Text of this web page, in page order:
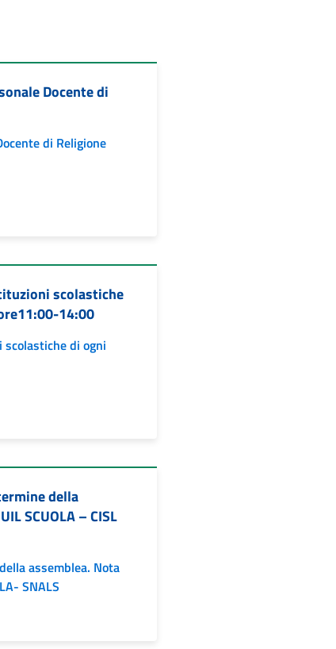
Docente di
di Religione
scolastiche
14:00
di ogni
della
SCUOLA – CISL
assemblea. Nota
SNALS